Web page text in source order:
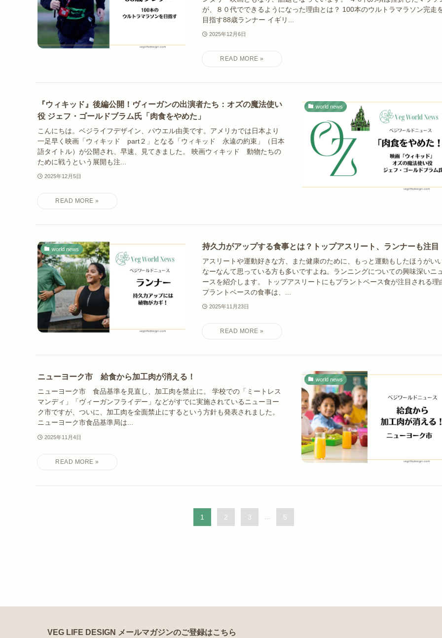
が、８０代でできるようになった理由とは？ 100本のウルトラマラソン完走
目指す88歳ランナー イギリ...
2025年12月6日
world news
『ウィキッド』後編公開！ヴィーガンの出演者たち：オズの魔法使い
役 ジェフ・ゴールドブラム氏「肉食をやめた」
こんにちは。ベジライフデザイン、パウエル由美です。アメリカでは日本より
一足早く映画「ウィキッド part２」となる「ウィキッド 永遠の約束」（日本
語タイトル）が公開され、早速、見てきました。 映画ウィキッド 動物たちの
ために戦うという展開も注...
2025年12月5日
world news 持久力がアップする食事とは？トップアスリート、ランナーも注目
アスリートや運動好きな方、また健康のために、もっと運動もしたほうがい
なーなんて思っている方も多いですよね。ランニングについての興味深いニュ
ースを紹介します。 トップアスリートにもプラントベース食が注目される理
プラントベースの食事は、...
2025年11月23日
world news
ニューヨーク市 給食から加工肉が消える！
ニューヨーク市 食品基準を見直し、加工肉を禁止に。 学校での「ミートレス
マンディ」「ヴィーガンフライデー」などがすでに実施されているニューヨー
ク市ですが、ついに、加工肉を全面禁止にするという方針も発表されました。
ニューヨーク市食品基準局は...
2025年11月4日
1 2 3 5
VEG LIFE DESIGN メールマガジンのご登録はこちら